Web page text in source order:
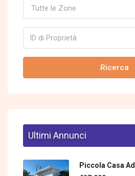
Tutte le Zone
Ricerca
Ultimi Annunci
Piccola Casa